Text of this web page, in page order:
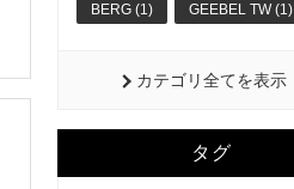
BERG (1) GEEBEL TW (1)
カテゴリ全てを表示
タグ